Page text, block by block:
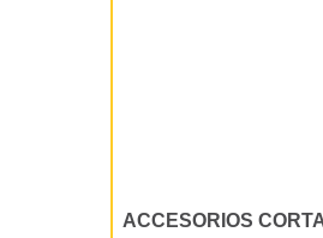
ACCESORIOS